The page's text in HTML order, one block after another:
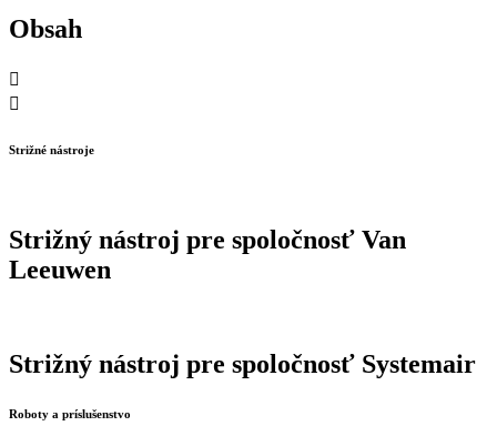
Obsah
Strižné nástroje
Strižný nástroj pre spoločnosť Van
Leeuwen
Strižný nástroj pre spoločnosť Systemair
Roboty a príslušenstvo